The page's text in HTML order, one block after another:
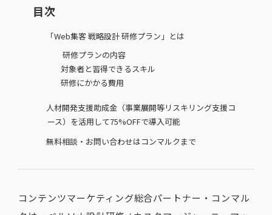
目次
「Web集客 戦略設計 研修プラン」とは
研修プランの内容
対象者と習得できるスキル
研修にかかる費用
人材開発支援助成金（事業展開等リスキリング支援コ
ース）を活用して75%OFFで導入可能
無料相談・お問い合わせはコンマルクまで
コンテンツマーケティング総合パートナー・コンマル